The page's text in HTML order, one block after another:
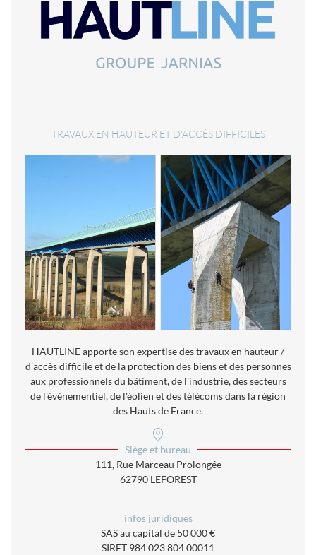
TRAVAUX EN HAUTEUR ET D'ACCÈS DIFFICILES
HAUTLINE apporte son expertise des travaux en hauteur /
d'accès difficile et de la protection des biens et des personnes
aux professionnels du bâtiment, de l'industrie, des secteurs
de l'évènementiel, de l'éolien et des télécoms dans la région
des Hauts de France.
Siège et bureau
111, Rue Marceau Prolongée
62790 LEFOREST
infos juridiques
SAS au capital de 50 000 €
SIRET 984 023 804 00011